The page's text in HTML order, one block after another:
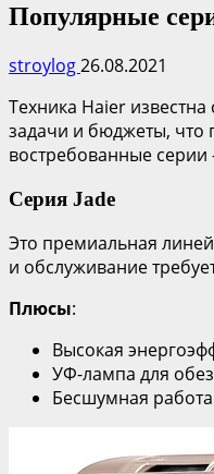
Популярные
stroylog26.08.2021
Техника Haier
задачи и бюджеты, что
востребованные серии
Серия Jade
Это премиальная
и обслуживание
Плюсы:
Высокая
УФ-лампа для
Бесшумная